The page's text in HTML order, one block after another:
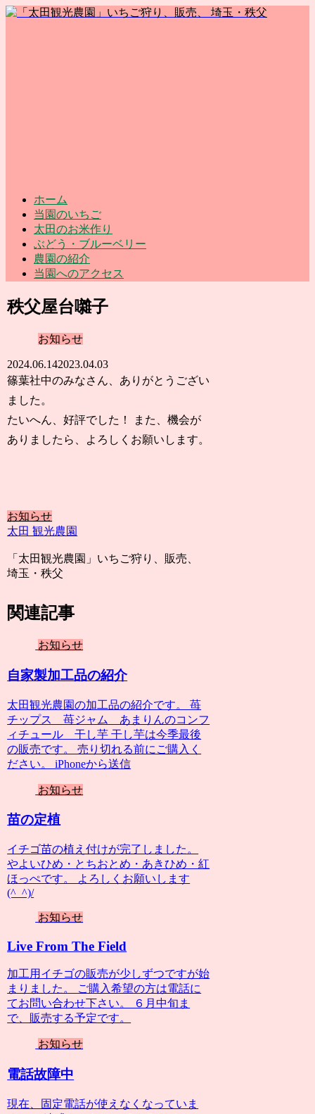
ホーム
当園のいちご
太田のお米作り
ぶどう・ブルーベリー
農園の紹介
当園へのアクセス
秩父屋台囃子
お知らせ
2024.06.142023.04.03
篠葉社中のみなさん、ありがとうござい
ました。
たいへん、好評でした！ また、機会が
ありましたら、よろしくお願いします。
お知らせ
太田 観光農園
「太田観光農園」いちご狩り、販売、
埼玉・秩父
関連記事
お知らせ
自家製加工品の紹介
太田観光農園の加工品の紹介です。 苺
チップス 苺ジャム あまりんのコンフ
ィチュール 干し芋 干し芋は今季最後
の販売です。 売り切れる前にご購入く
ださい。 iPhoneから送信
お知らせ
苗の定植
イチゴ苗の植え付けが完了しました。
やよいひめ・とちおとめ・あきひめ・紅
ほっぺです。 よろしくお願いします
(^_^)/
お知らせ
Live From The Field
加工用イチゴの販売が少しずつですが始
まりました。 ご購入希望の方は電話に
てお問い合わせ下さい。 ６月中旬ま
で、販売する予定です。
お知らせ
電話故障中
現在、固定電話が使えなくなっていま